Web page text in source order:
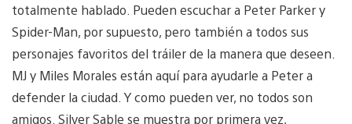
totalmente hablado. Pueden escuchar a Peter Parker y
Spider-Man, por supuesto, pero también a todos sus
personajes favoritos del tráiler de la manera que deseen.
MJ y Miles Morales están aquí para ayudarle a Peter a
defender la ciudad. Y como pueden ver, no todos son
amigos. Silver Sable se muestra por primera vez,